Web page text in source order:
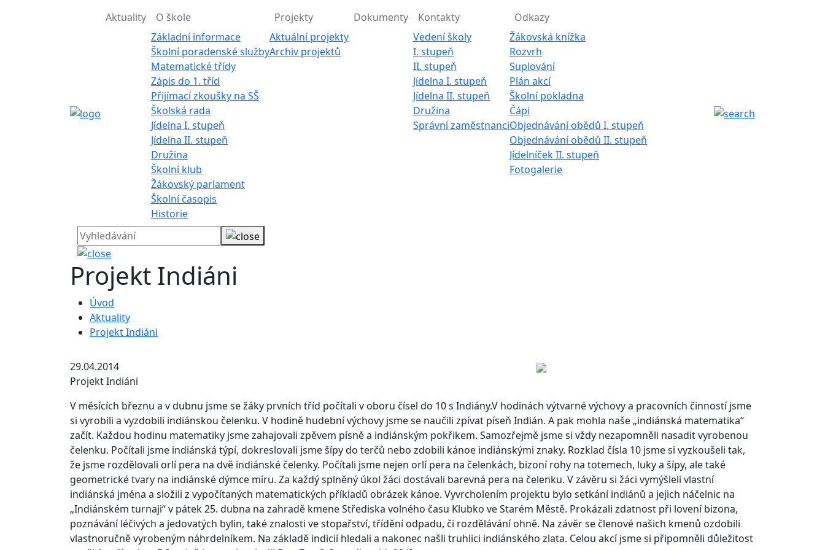
Aktuality
O škole
Základní informace
Školní poradenské služby
Matematické třídy
Zápis do 1. tříd
Přijímací zkoušky na SŠ
Školská rada
Jídelna I. stupeň
Jídelna II. stupeň
Družina
Školní klub
Žákovský parlament
Školní časopis
Historie
Projekty
Aktuální projekty
Archiv projektů
Dokumenty
Kontakty
Vedení školy
I. stupeň
II. stupeň
Jídelna I. stupeň
Jídelna II. stupeň
Družina
Správní zaměstnanci
Odkazy
Žákovská knížka
Rozvrh
Suplování
Plán akcí
Školní pokladna
Čápi
Objednávání obědů I. stupeň
Objednávání obědů II. stupeň
Jídelníček II. stupeň
Fotogalerie
Projekt Indiáni
Úvod
Aktuality
Projekt Indiáni
29.04.2014
Projekt Indiáni
V měsících březnu a v dubnu jsme se žáky prvních tříd počítali v oboru čísel do 10 s Indiány.V hodinách výtvarné výchovy a pracovních činností jsme
si vyrobili a vyzdobili indiánskou čelenku. V hodině hudební výchovy jsme se naučili zpívat píseň Indián. A pak mohla naše „indiánská matematika“
začít. Každou hodinu matematiky jsme zahajovali zpěvem písně a indiánským pokřikem. Samozřejmě jsme si vždy nezapomněli nasadit vyrobenou
čelenku. Počítali jsme indiánská týpí, dokreslovali jsme šípy do terčů nebo zdobili kánoe indiánskými znaky. Rozklad čísla 10 jsme si vyzkoušeli tak,
že jsme rozdělovali orlí pera na dvě indiánské čelenky. Počítali jsme nejen orlí pera na čelenkách, bizoní rohy na totemech, luky a šípy, ale také
geometrické tvary na indiánské dýmce míru. Za každý splněný úkol žáci dostávali barevná pera na čelenku. V závěru si žáci vymýšleli vlastní
indiánská jména a složili z vypočítaných matematických příkladů obrázek kánoe. Vyvrcholením projektu bylo setkání indiánů a jejich náčelnic na
„Indiánském turnaji“ v pátek 25. dubna na zahradě kmene Střediska volného času Klubko ve Starém Městě. Prokázali zdatnost při lovení bizona,
poznávání léčivých a jedovatých bylin, také znalosti ve stopařství, třídění odpadu, či rozdělávání ohně. Na závěr se členové našich kmenů ozdobili
vlastnoručně vyrobeným náhrdelníkem. Na základě indicií hledali a nakonec našli truhlici indiánského zlata. Celou akcí jsme si připomněli důležitost